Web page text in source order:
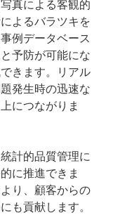
真による客観的
よるバラツキを
例データベース
予防が可能にな
きます。リアル
発生時の迅速な
につながりま
計的品質管理に
に推進できま
り、顧客からの
も貢献します。